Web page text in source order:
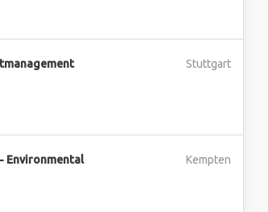
Stuttgart
Environmental
Kempten